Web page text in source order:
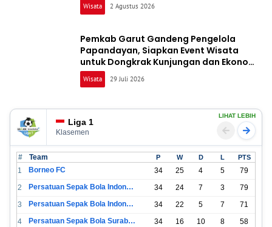
Wisata 2 Agustus 2026
Pemkab Garut Gandeng Pengelola
Papandayan, Siapkan Event Wisata
untuk Dongkrak Kunjungan dan Ekonomi
Daerah
Wisata 29 Juli 2026
Liga 1
Klasemen
LIHAT LEBIH
# Team P W D L PTS
1 Borneo FC 34 25 4 5
79
2
Persatuan Sepak Bola Indonesia Bandung 34 24 7 3
79
3
Persatuan Sepak Bola Indonesia Jakarta 34 22 5 7
71
4
Persatuan Sepak Bola Surabaya 34 16 10 8
58